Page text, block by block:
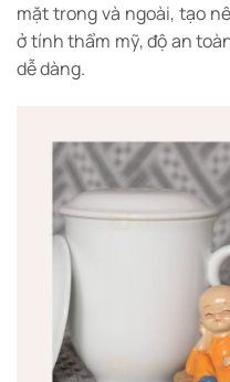
mặt trong và ngoài, tạo
ở tính thẩm mỹ, độ an
dễ dàng.